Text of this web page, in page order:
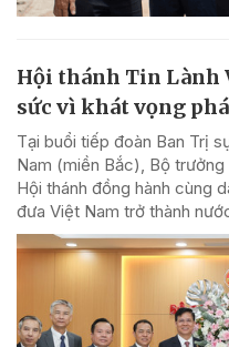
Hội thánh Tin Lành
sức vì khát vọng
Tại buổi tiếp đoàn Ban Trị
Nam (miền Bắc), Bộ
Hội thánh đồng hành cùng
đưa Việt Nam trở thành